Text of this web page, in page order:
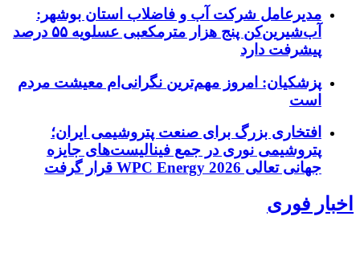
مدیرعامل شرکت آب و فاضلاب استان بوشهر:
آب‌شیرین‌کن پنج هزار مترمکعبی عسلویه ۵۵ درصد
پیشرفت دارد
پزشکیان: امروز مهم‌ترین نگرانی‌ام معیشت مردم
است
افتخاری بزرگ برای صنعت پتروشیمی ایران؛
پتروشیمی نوری در جمع فینالیست‌های جایزه
جهانی تعالی WPC Energy 2026 قرار گرفت
اخبار فوری